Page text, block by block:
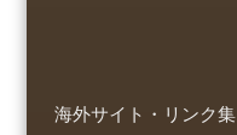
海外サイト・リンク集